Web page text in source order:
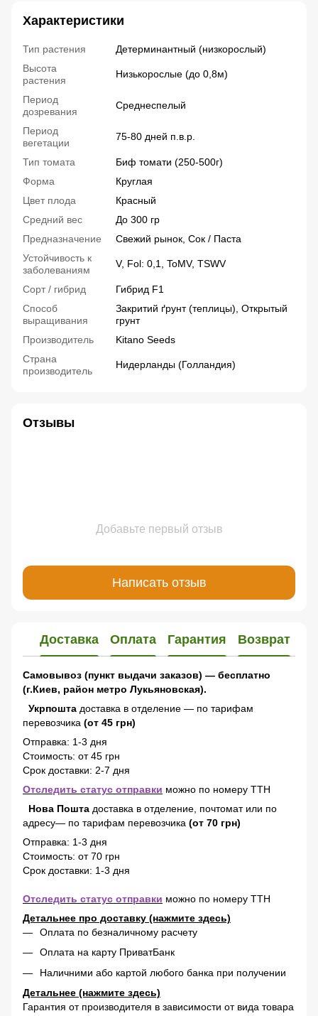
Характеристики
Тип растения
Детерминантный (низкорослый)
Высота
растения
Низькорослые (до 0,8м)
Период
дозревания
Среднеспелый
Период
вегетации
75-80 дней п.в.р.
Тип томата
Биф томати (250-500г)
Форма
Круглая
Цвет плода
Красный
Средний вес
До 300 гр
Предназначение
Свежий рынок, Сок / Паста
Устойчивость к
заболеваниям
V, Fol: 0,1, ToMV, TSWV
Сорт / гибрид
Гибрид F1
Способ
выращивания
Закритий ґрунт (теплицы), Открытый
грунт
Производитель
Kitano Seeds
Страна
производитель
Нидерланды (Голландия)
Отзывы
Добавьте первый отзыв
Написать отзыв
Доставка Оплата Гарантия Возврат
Самовывоз (пункт выдачи заказов) — бесплатно
(г.Киев, район метро Лукьяновская).
Укрпошта доставка в отделение — по тарифам
перевозчика (от 45 грн)
Отправка: 1-3 дня
Стоимость: от 45 грн
Срок доставки: 2-7 дня
Отследить статус отправки можно по номеру ТТН
Нова Пошта доставка в отделение, почтомат или по
адресу— по тарифам перевозчика (от 70 грн)
Отправка: 1-3 дня
Стоимость: от 70 грн
Срок доставки: 1-3 дня
Отследить статус отправки можно по номеру ТТН
Детальнее про доставку (нажмите здесь)
Оплата по безналичному расчету
Оплата на карту ПриватБанк
Наличними або картой любого банка при получении
Детальнее (нажмите здесь)
Гарантия от производителя в зависимости от вида товара